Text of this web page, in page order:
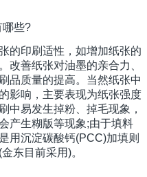
哪些?
的印刷适性，如增加纸张的
改善纸张对油墨的亲合力、
品质量的提高。当然纸张中
影响，主要表现为纸张强度
中易发生掉粉、掉毛现象，
产生糊版等现象;由于填料
用沉淀碳酸钙(PCC)加填则
东目前采用)。